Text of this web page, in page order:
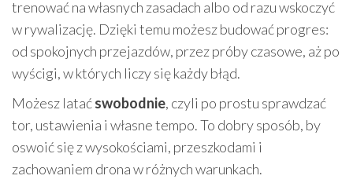
trenować na własnych zasadach albo od razu wskoczyć
w rywalizację. Dzięki temu możesz budować progres:
od spokojnych przejazdów, przez próby czasowe, aż po
wyścigi, w których liczy się każdy błąd.
Możesz lataćswobodnie, czyli po prostu sprawdzać
tor, ustawienia i własne tempo. To dobry sposób, by
oswoić się z wysokościami, przeszkodami i
zachowaniem drona w różnych warunkach.